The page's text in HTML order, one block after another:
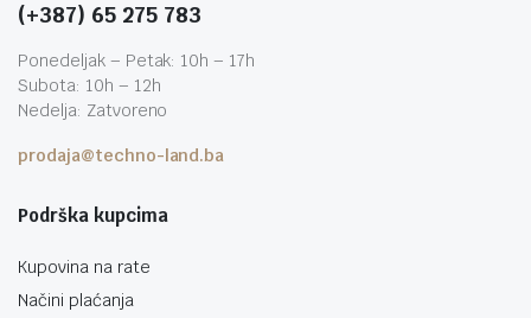
(+387) 65 275 783
Ponedeljak – Petak: 10h – 17h
Subota: 10h – 12h
Nedelja: Zatvoreno
prodaja@techno-land.ba
Podrška kupcima
Kupovina na rate
Načini plaćanja